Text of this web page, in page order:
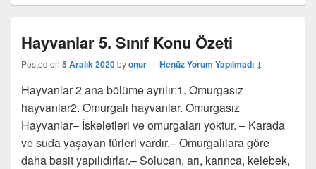
Hayvanlar 5. Sınıf Konu Özeti
Posted on 5 Aralık 2020byonur—Henüz Yorum Yapılmadı ↓
Hayvanlar 2 ana bölüme ayrılır:1. Omurgasız
hayvanlar2. Omurgalı hayvanlar. Omurgasız
Hayvanlar– İskeletleri ve omurgaları yoktur. – Karada
ve suda yaşayan türleri vardır.– Omurgalılara göre
daha basit yapılıdırlar.– Solucan, arı, karınca, kelebek,